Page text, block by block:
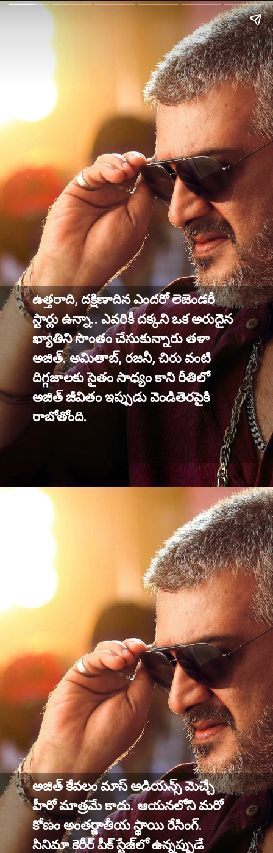
ఉత్తరాది, దక్షిణాదిన ఎందరో లెజెండరీ
స్టార్లు ఉన్నా.. ఎవరికీ దక్కని ఒక అరుదైన
ఖ్యాతిని సొంతం చేసుకున్నారు తళా
అజిత్. అమితాబ్, రజనీ, చిరు వంటి
దిగ్గజాలకు సైతం సాధ్యం కాని రీతిలో
అజిత్ జీవితం ఇప్పుడు వెండితెరపైకి
అజిత్ కేవలం మాస్ ఆడియన్స్ మెచ్చే
హీరో మాత్రమే కాదు. ఆయనలోని మరో
కోణం అంతర్జాతీయ స్థాయి రేసింగ్.
సినిమా కెరీర్ పీక్ స్టేజ్‌లో ఉన్నప్పుడే